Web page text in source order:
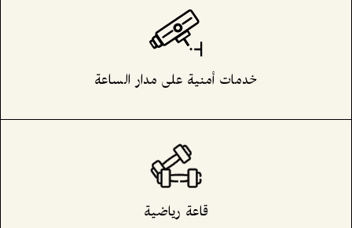
خدمات أمنية على مدار الساعة
قاعة رياضية